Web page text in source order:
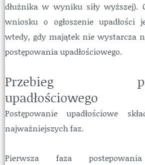
dłużnika w wyniku siły wyższej).
wniosku o ogłoszenie upadłości
wtedy, gdy majątek nie wystarcza
postępowania upadłościowego.
Przebieg
upadłościowego
Postępowanie upadłościowe
najważniejszych faz.
Pierwsza faza postepowania